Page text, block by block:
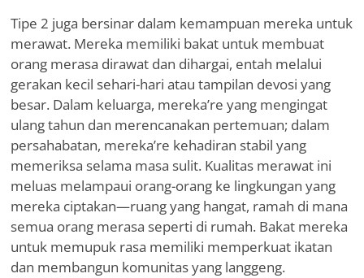
Tipe 2 juga bersinar dalam kemampuan mereka untuk
merawat. Mereka memiliki bakat untuk membuat
orang merasa dirawat dan dihargai, entah melalui
gerakan kecil sehari-hari atau tampilan devosi yang
besar. Dalam keluarga, mereka’re yang mengingat
ulang tahun dan merencanakan pertemuan; dalam
persahabatan, mereka’re kehadiran stabil yang
memeriksa selama masa sulit. Kualitas merawat ini
meluas melampaui orang-orang ke lingkungan yang
mereka ciptakan—ruang yang hangat, ramah di mana
semua orang merasa seperti di rumah. Bakat mereka
untuk memupuk rasa memiliki memperkuat ikatan
dan membangun komunitas yang langgeng.